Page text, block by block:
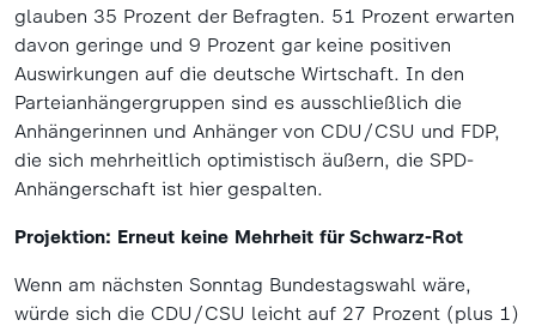
glauben 35 Prozent der Befragten. 51 Prozent erwarten
davon geringe und 9 Prozent gar keine positiven
Auswirkungen auf die deutsche Wirtschaft. In den
Parteianhängergruppen sind es ausschließlich die
Anhängerinnen und Anhänger von CDU/CSU und FDP,
die sich mehrheitlich optimistisch äußern, die SPD-
Anhängerschaft ist hier gespalten.
Projektion: Erneut keine Mehrheit für Schwarz-Rot
Wenn am nächsten Sonntag Bundestagswahl wäre,
würde sich die CDU/CSU leicht auf 27 Prozent (plus 1)